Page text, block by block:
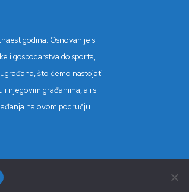
godina. Osnovan je s
i gospodarstva do sporta,
što ćemo nastojati
njegovim građanima, ali s
na ovom području.